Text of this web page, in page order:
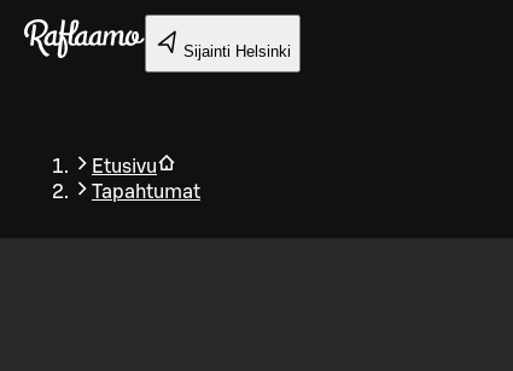
Siirry pääsisältöön
Sijainti Helsinki
Etusivu
Tapahtumat
Takaisin